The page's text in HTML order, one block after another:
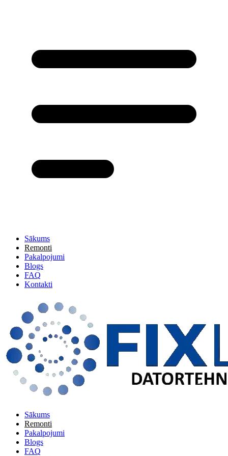
Sākums
Remonti
Pakalpojumi
Blogs
FAQ
Kontakti
Sākums
Remonti
Pakalpojumi
Blogs
FAQ